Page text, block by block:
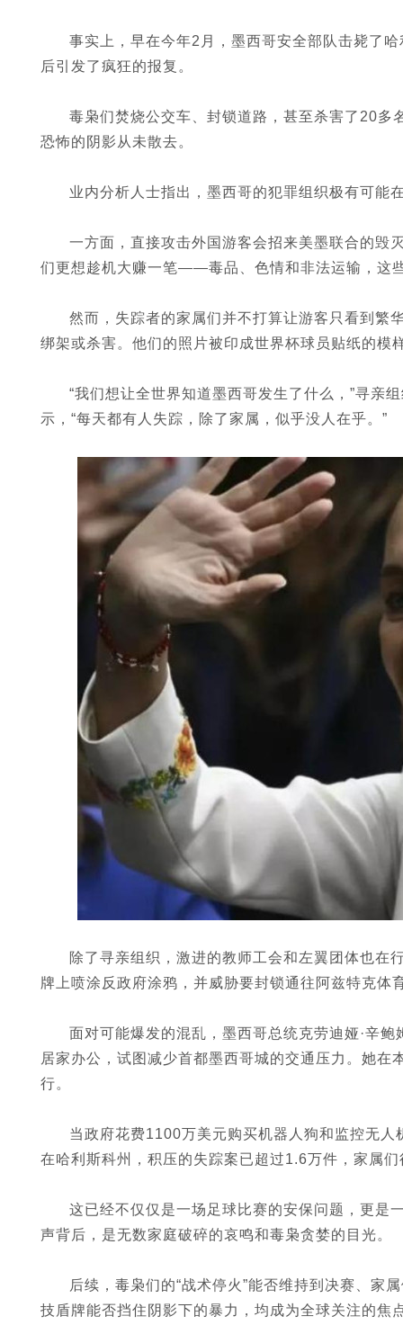
事实上，早在今年2月，墨西哥安全部队击毙了
后引发了疯狂的报复。
毒枭们焚烧公交车、封锁道路，甚至杀害了20多
恐怖的阴影从未散去。
业内分析人士指出，墨西哥的犯罪组织极有可能
一方面，直接攻击外国游客会招来美墨联合的毁
们更想趁机大赚一笔——毒品、色情和非法运输，这
然而，失踪者的家属们并不打算让游客只看到繁
绑架或杀害。他们的照片被印成世界杯球员贴纸的模
“我们想让全世界知道墨西哥发生了什么，”寻亲
示，“每天都有人失踪，除了家属，似乎没人在乎。”
除了寻亲组织，激进的教师工会和左翼团体也在
牌上喷涂反政府涂鸦，并威胁要封锁通往阿兹特克体
面对可能爆发的混乱，墨西哥总统克劳迪娅·辛
居家办公，试图减少首都墨西哥城的交通压力。她在
行。
当政府花费1100万美元购买机器人狗和监控无
在哈利斯科州，积压的失踪案已超过1.6万件，家属
这已经不仅仅是一场足球比赛的安保问题，更是
声背后，是无数家庭破碎的哀鸣和毒枭贪婪的目光。
后续，毒枭们的“战术停火”能否维持到决赛、家
技盾牌能否挡住阴影下的暴力，均成为全球关注的焦